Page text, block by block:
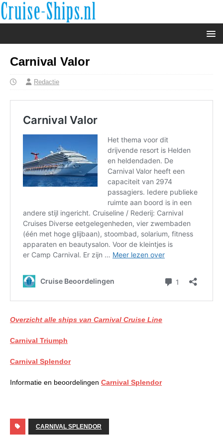
Carnival Valor
Redactie
Overzicht alle ships van Carnival Cruise Line
Carnival Triumph
Carnival Splendor
Informatie en beoordelingen Carnival Splendor
CARNIVAL SPLENDOR